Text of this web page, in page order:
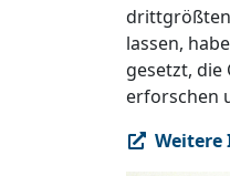
drittgrößten
lassen,
gesetzt, die
erforschen